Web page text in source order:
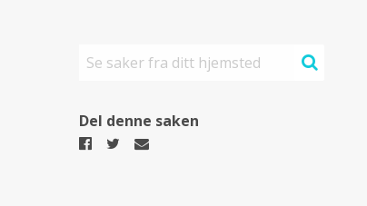
Søk
Del denne saken
Del
Del
Del